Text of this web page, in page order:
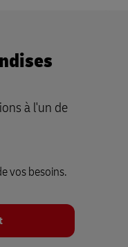
à l'un de
vos besoins.